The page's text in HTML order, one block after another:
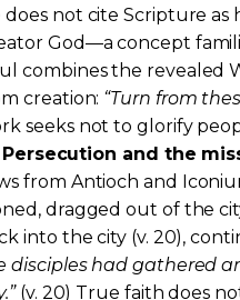
does not cite Scripture as
God—a concept
combines the revealed
creation: “Turn from
seeks not to glorify
Persecution and the
from Antioch and
dragged out of the
into the city (v. 20),
disciples had gathered
(v. 20) True faith does